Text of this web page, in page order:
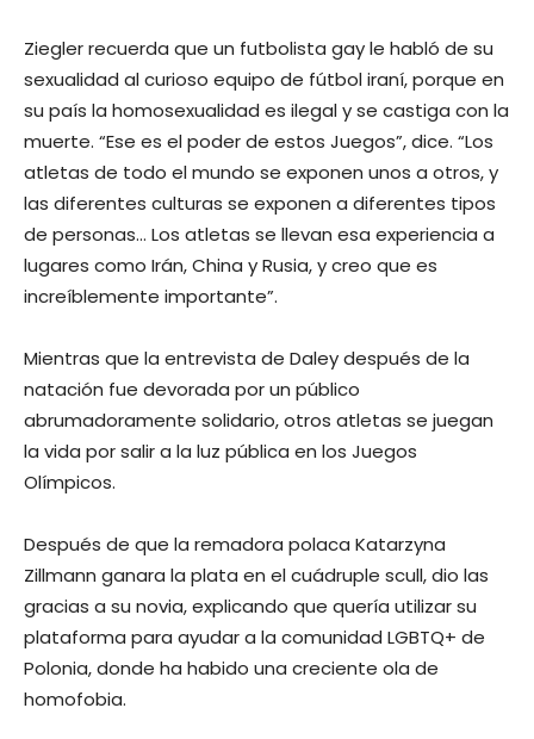
Ziegler recuerda que un futbolista gay le habló de su
sexualidad al curioso equipo de fútbol iraní, porque en
su país la homosexualidad es ilegal y se castiga con la
muerte. “Ese es el poder de estos Juegos”, dice. “Los
atletas de todo el mundo se exponen unos a otros, y
las diferentes culturas se exponen a diferentes tipos
de personas… Los atletas se llevan esa experiencia a
lugares como Irán, China y Rusia, y creo que es
increíblemente importante”.
Mientras que la entrevista de Daley después de la
natación fue devorada por un público
abrumadoramente solidario, otros atletas se juegan
la vida por salir a la luz pública en los Juegos
Olímpicos.
Después de que la remadora polaca Katarzyna
Zillmann ganara la plata en el cuádruple scull, dio las
gracias a su novia, explicando que quería utilizar su
plataforma para ayudar a la comunidad LGBTQ+ de
Polonia, donde ha habido una creciente ola de
homofobia.